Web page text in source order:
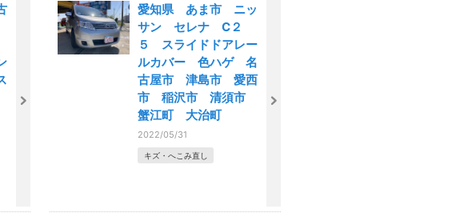
愛知県 あま市 ニッ
サン セレナ C２
５ スライドドアレー
ルカバー 色ハゲ 名
古屋市 津島市 愛西
市 稲沢市 清須市
蟹江町 大治町
2022/05/31
キズ・へこみ直し